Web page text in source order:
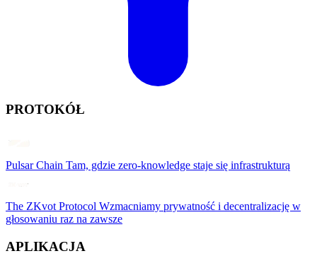
PROTOKÓŁ
Pulsar Chain Tam, gdzie zero-knowledge staje się infrastrukturą
The ZKvot Protocol Wzmacniamy prywatność i decentralizację w
głosowaniu raz na zawsze
APLIKACJA